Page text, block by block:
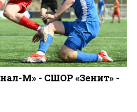
М» - СШОР «Зенит» -